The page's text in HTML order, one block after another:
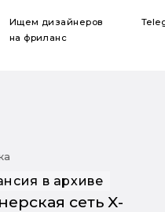
Ищем дизайнеров
на фриланс
в архиве
сеть X-